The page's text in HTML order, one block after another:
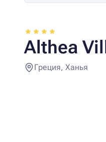
Althea
Греция, Ханья